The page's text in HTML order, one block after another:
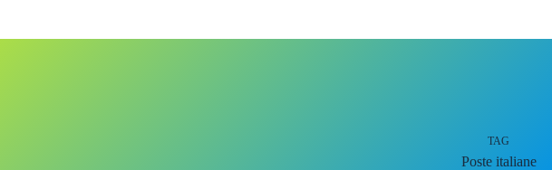
TAG
Poste italiane